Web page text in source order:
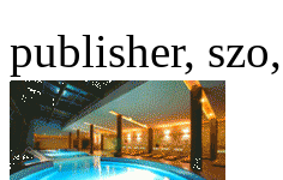
publisher,